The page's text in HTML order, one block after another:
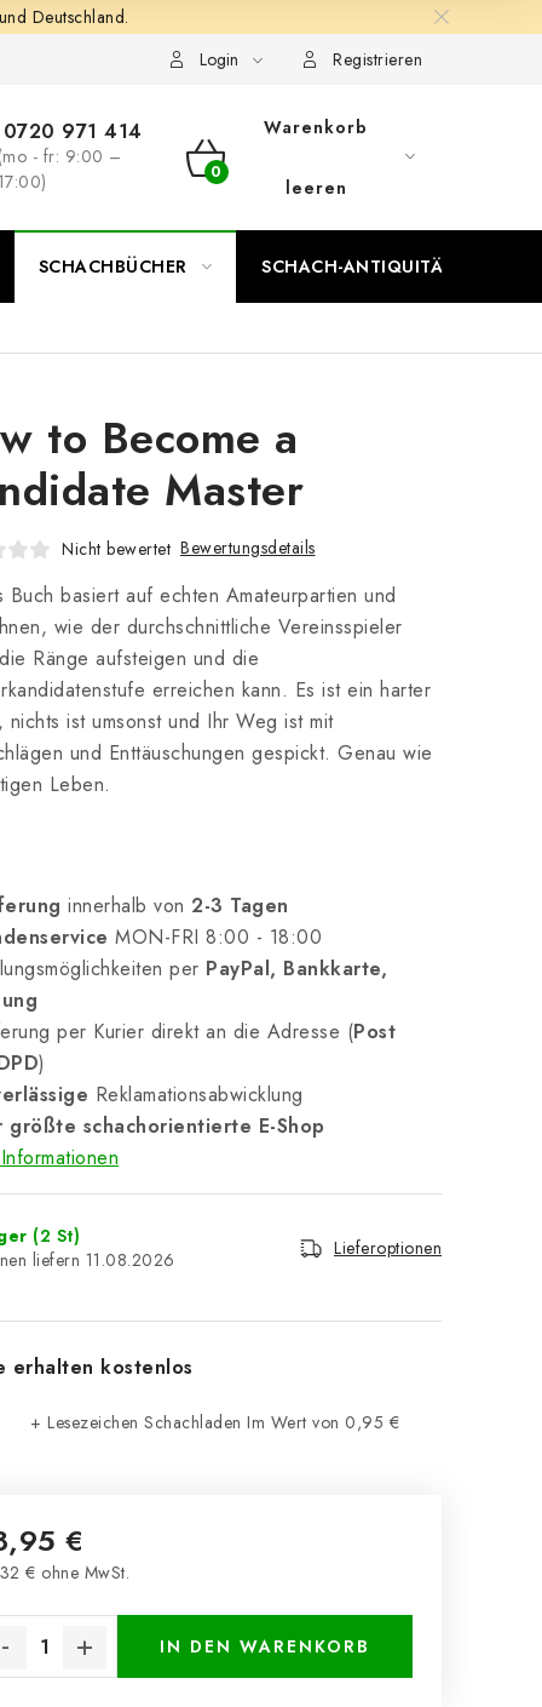
Deutschland.
Login
Registrieren
971 414
- fr: 9:00 –
WARENKORB
Warenkorb
leeren
SCHACHBÜCHER SCHACH-ANTIQUITÄTENLADEN
to Become a
Master
Nicht bewertet Bewertungsdetails
Buch basiert auf echten Amateurpartien und
wie der durchschnittliche Vereinsspieler
Ränge aufsteigen und die
erreichen kann. Es ist ein harter
nichts ist umsonst und Ihr Weg ist mit
und Enttäuschungen gespickt. Genau wie
Leben.
innerhalb von 2-3 Tagen
MON-FRI 8:00 - 18:00
per PayPal, Bankkarte,
per Kurier direkt an die Adresse (Post
)
Reklamationsabwicklung
größte schachorientierte E-Shop
(2 St)
11.08.2026
Lieferoptionen
erhalten kostenlos
+ Lesezeichen Schachladen Im Wert von 0,95 €
€
€ ohne MwSt.
IN DEN WARENKORB